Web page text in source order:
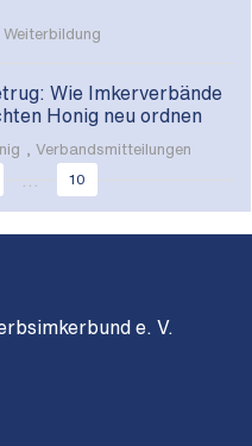
Weiterbildung
Wie Imkerverbände
Honig neu ordnen
Verbandsmitteilungen
10
e. V.